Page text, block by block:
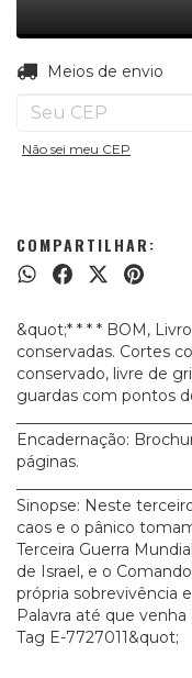
Entregas para o CEP:
Meios de envio
Não sei meu CEP
COMPARTILHAR:
&quot;* * * * BOM,
conservadas. Cortes
conservado, livre de
guardas com pontos
Encadernação:
páginas.
Sinopse: Neste
caos e o pânico
Terceira Guerra
de Israel, e o
própria sobrevivência
Palavra até que
Tag E-7727011&quot;